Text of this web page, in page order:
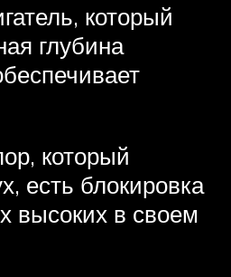
который
глубина
который
есть блокировка
высоких в своем